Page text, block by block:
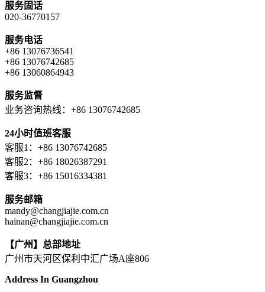
服务固话
020-36770157
服务电话
+86 13076736541
+86 13076742685
+86 13060864943
服务监督
业务咨询热线：+86 13076742685
24小时值班客服
客服1：+86 13076742685
客服2：+86 18026387291
客服3：+86 15016334381
服务邮箱
mandy@changjiajie.com.cn
hainan@changjiajie.com.cn
【广州】总部地址
广州市天河区保利中汇广场A座806
Address In Guangzhou